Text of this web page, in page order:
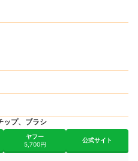
ップ、ブラシ
ヤフー
5,700円
公式サイト